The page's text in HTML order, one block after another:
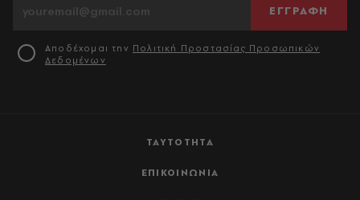
ΤΑΥΤΟΤΗΤΑ
ΕΠΙΚΟΙΝΩΝΙΑ
ΕΓΓΡΑΦΗ
Αποδέχομαι την Πολιτική Προστασίας Προσωπικών
Δεδομένων